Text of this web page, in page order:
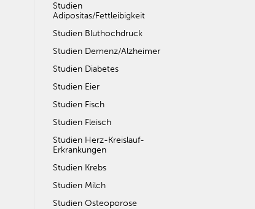
Studien
Adipositas/Fettleibigkeit
Studien Bluthochdruck
Studien Demenz/Alzheimer
Studien Diabetes
Studien Eier
Studien Fisch
Studien Fleisch
Studien Herz-Kreislauf-
Erkrankungen
Studien Krebs
Studien Milch
Studien Osteoporose